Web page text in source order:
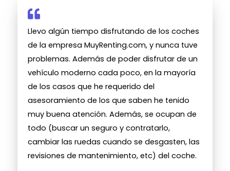
Llevo algún tiempo disfrutando de los coches
de la empresa MuyRenting.com, y nunca tuve
problemas. Además de poder disfrutar de un
vehículo moderno cada poco, en la mayoría
de los casos que he requerido del
asesoramiento de los que saben he tenido
muy buena atención. Además, se ocupan de
todo (buscar un seguro y contratarlo,
cambiar las ruedas cuando se desgasten, las
revisiones de mantenimiento, etc) del coche.